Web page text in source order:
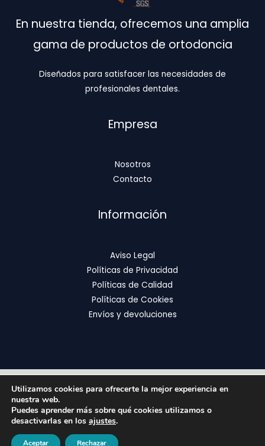
En nuestra tienda, ofrecemos una amplia
gama de productos de ortodoncia
Diseñados para satisfacer las necesidades de
profesionales dentales.
Empresa
Nosotros
Contacto
Información
Aviso Legal
Políticas de Privacidad
Políticas de Calidad
Políticas de Cookies
Envíos y devoluciones
Copyright © 2026 | FixOrthodontics
Utilizamos cookies para ofrecerte la mejor experiencia en
nuestra web.
Puedes aprender más sobre qué cookies utilizamos o
desactivarlas en los ajustes.
Aceptar Rechazar